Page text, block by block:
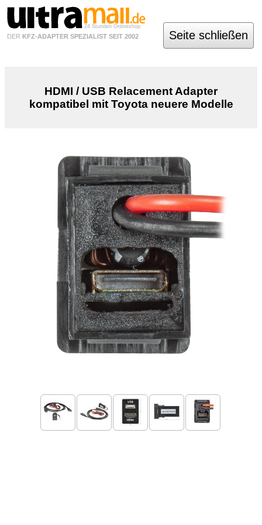
24 Stunden Onlineshop
DER KFZ-ADAPTER SPEZIALIST SEIT 2002 Seite schließen
HDMI / USB Relacement Adapter
kompatibel mit Toyota neuere Modelle